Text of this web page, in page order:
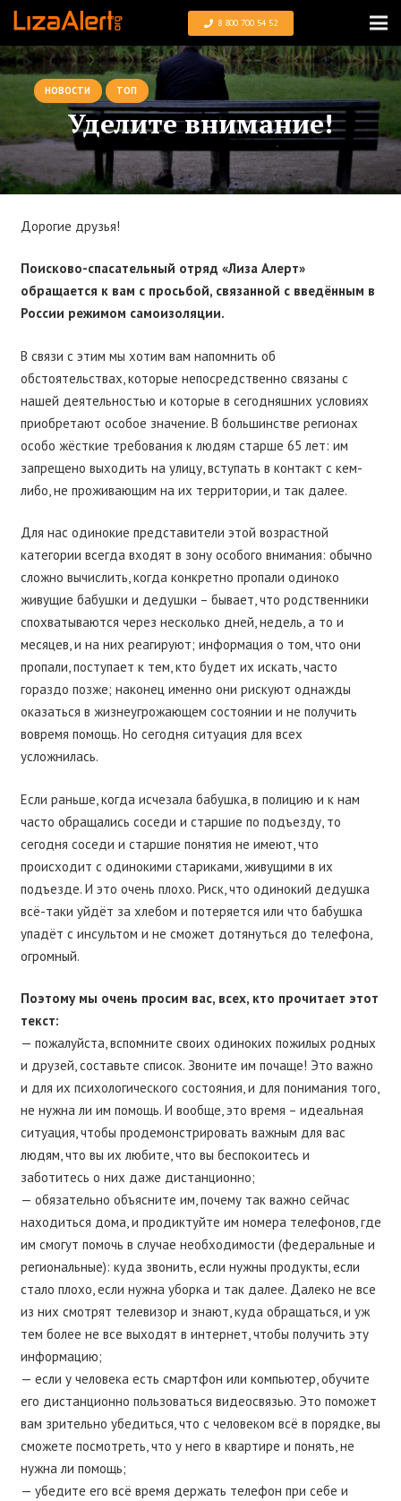
8 800 700 54 52
НОВОСТИ ТОП
Уделите внимание!
Дорогие друзья!
Поисково-спасательный отряд «Лиза Алерт»
обращается к вам с просьбой, связанной с введённым в
России режимом самоизоляции.
В связи с этим мы хотим вам напомнить об
обстоятельствах, которые непосредственно связаны с
нашей деятельностью и которые в сегодняшних условиях
приобретают особое значение. В большинстве регионах
особо жёсткие требования к людям старше 65 лет: им
запрещено выходить на улицу, вступать в контакт с кем-
либо, не проживающим на их территории, и так далее.
Для нас одинокие представители этой возрастной
категории всегда входят в зону особого внимания: обычно
сложно вычислить, когда конкретно пропали одиноко
живущие бабушки и дедушки – бывает, что родственники
спохватываются через несколько дней, недель, а то и
месяцев, и на них реагируют; информация о том, что они
пропали, поступает к тем, кто будет их искать, часто
гораздо позже; наконец именно они рискуют однажды
оказаться в жизнеугрожающем состоянии и не получить
вовремя помощь. Но сегодня ситуация для всех
усложнилась.
Если раньше, когда исчезала бабушка, в полицию и к нам
часто обращались соседи и старшие по подъезду, то
сегодня соседи и старшие понятия не имеют, что
происходит с одинокими стариками, живущими в их
подъезде. И это очень плохо. Риск, что одинокий дедушка
всё-таки уйдёт за хлебом и потеряется или что бабушка
упадёт с инсультом и не сможет дотянуться до телефона,
огромный.
Поэтому мы очень просим вас, всех, кто прочитает этот
текст:
— пожалуйста, вспомните своих одиноких пожилых родных
и друзей, составьте список. Звоните им почаще! Это важно
и для их психологического состояния, и для понимания того,
не нужна ли им помощь. И вообще, это время – идеальная
ситуация, чтобы продемонстрировать важным для вас
людям, что вы их любите, что вы беспокоитесь и
заботитесь о них даже дистанционно;
— обязательно объясните им, почему так важно сейчас
находиться дома, и продиктуйте им номера телефонов, где
им смогут помочь в случае необходимости (федеральные и
региональные): куда звонить, если нужны продукты, если
стало плохо, если нужна уборка и так далее. Далеко не все
из них смотрят телевизор и знают, куда обращаться, и уж
тем более не все выходят в интернет, чтобы получить эту
информацию;
— если у человека есть смартфон или компьютер, обучите
его дистанционно пользоваться видеосвязью. Это поможет
вам зрительно убедиться, что с человеком всё в порядке, вы
сможете посмотреть, что у него в квартире и понять, не
нужна ли помощь;
— убедите его всё время держать телефон при себе и